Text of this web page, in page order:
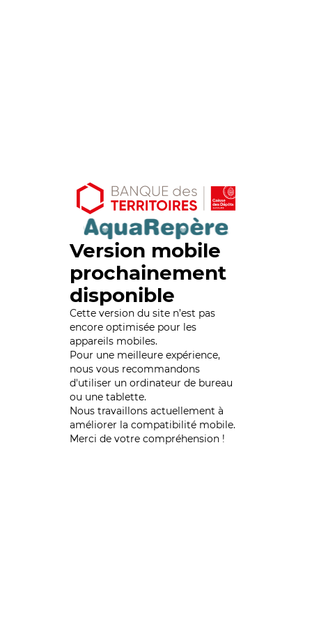
Version mobile
prochainement
disponible
Cette version du site n’est pas
encore optimisée pour les
appareils mobiles.
Pour une meilleure expérience,
nous vous recommandons
d'utiliser un ordinateur de bureau
ou une tablette.
Nous travaillons actuellement à
améliorer la compatibilité mobile.
Merci de votre compréhension !